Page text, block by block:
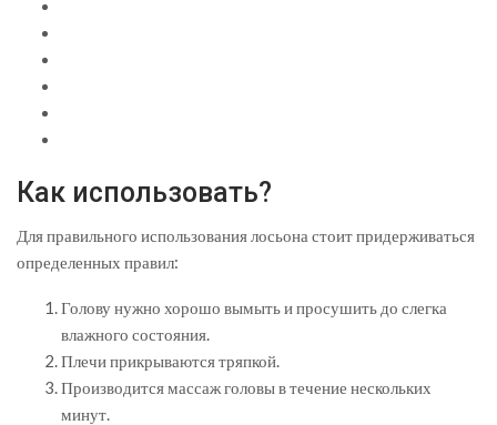
Как использовать?
Для правильного использования лосьона стоит придерживаться
определенных правил:
Голову нужно хорошо вымыть и просушить до слегка
влажного состояния.
Плечи прикрываются тряпкой.
Производится массаж головы в течение нескольких
минут.